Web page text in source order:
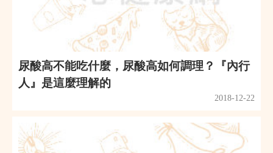
尿酸高不能吃什麼，尿酸高如何調理？『內行
人』是這麼理解的
2018-12-22